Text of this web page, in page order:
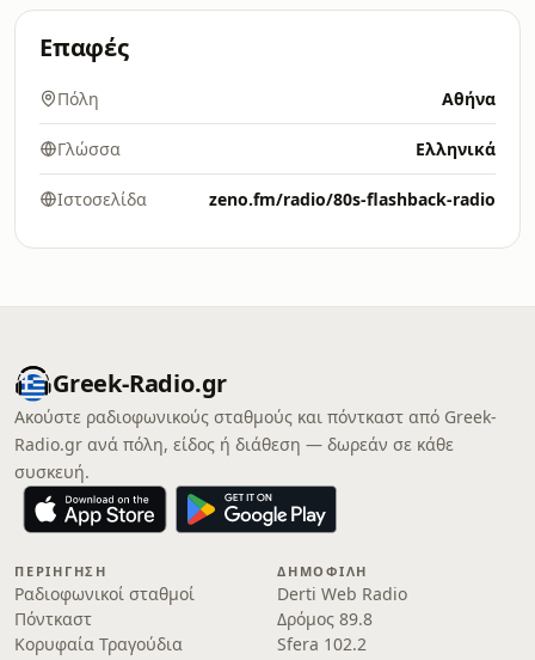
Επαφές
Πόλη Αθήνα
Γλώσσα Ελληνικά
Ιστοσελίδα zeno.fm/radio/80s-flashback-radio
Greek-Radio.gr
Ακούστε ραδιοφωνικούς σταθμούς και πόντκαστ από Greek-
Radio.gr ανά πόλη, είδος ή διάθεση — δωρεάν σε κάθε
συσκευή.
ΠΕΡΙΉΓΗΣΗ
Ραδιοφωνικοί σταθμοί
Πόντκαστ
Κορυφαία Τραγούδια
ΔΗΜΟΦΙΛΉ
Derti Web Radio
Δρόμος 89.8
Sfera 102.2